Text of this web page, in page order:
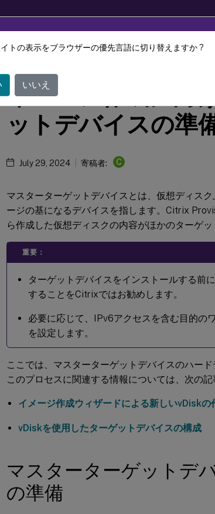
Citrix Provisioning Citrix Provisioning 2402 LTSR
イメージ作成に向
ットデバイスの準
July 29, 2024 寄稿者: C
マスターターゲットデバイスとは、仮想ディス
ージの基になるデバイスを指します。Citrix
ら作成した仮想ディスクの内容がほかのターゲ
重要：
ターゲットデバイスをインストールする前
することをCitrixではお勧めします。
必要に応じて、IPv6アクセスを含む目的の
を設定します。
ここでは、マスターターゲットデバイスのハー
このプロセスに関連する情報については、次の記
イメージ作成ウィザードによる新しいvDiskの
vDiskを使用したターゲットデバイスの構成
マスターターゲットデ
の準備
トの表示をブラウザーの優先言語に切り替えますか ?
いいえ